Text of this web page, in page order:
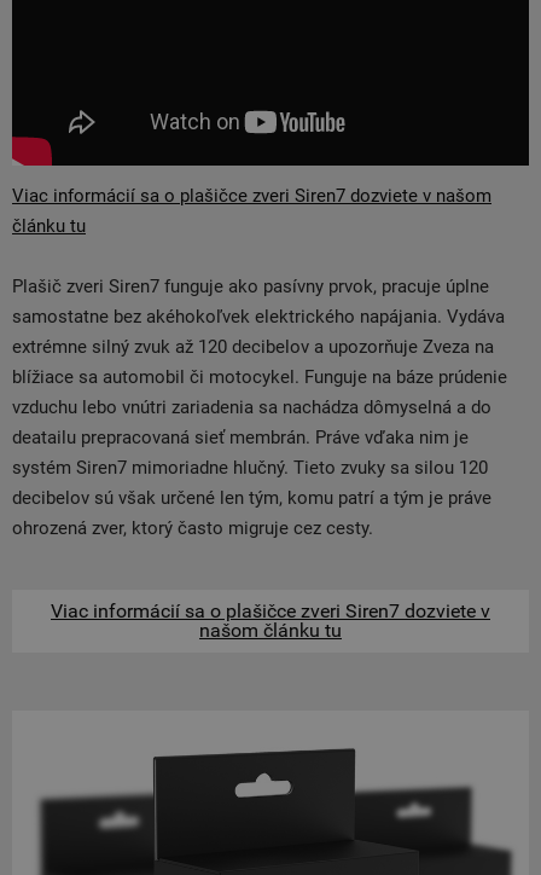
Viac informácií sa o plašičce zveri Siren7 dozviete v našom
článku tu
Plašič zveri Siren7 funguje ako pasívny prvok, pracuje úplne
samostatne bez akéhokoľvek elektrického napájania. Vydáva
extrémne silný zvuk až 120 decibelov a upozorňuje Zveza na
blížiace sa automobil či motocykel. Funguje na báze prúdenie
vzduchu lebo vnútri zariadenia sa nachádza dômyselná a do
deatailu prepracovaná sieť membrán. Práve vďaka nim je
systém Siren7 mimoriadne hlučný. Tieto zvuky sa silou 120
decibelov sú však určené len tým, komu patrí a tým je práve
ohrozená zver, ktorý často migruje cez cesty.
Viac informácií sa o plašičce zveri Siren7 dozviete v
našom článku tu